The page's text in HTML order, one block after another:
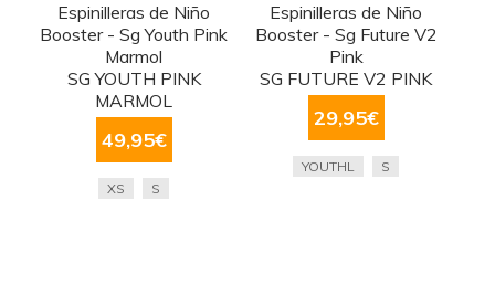
Espinilleras de Niño
Booster - Sg Youth Pink
Marmol
SG YOUTH PINK
MARMOL
49,95€
XS S
Espinilleras de Niño
Booster - Sg Future V2
Pink
SG FUTURE V2 PINK
29,95€
YOUTHL S